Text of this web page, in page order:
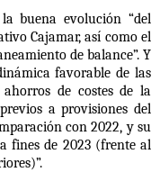
buena evolución “del
Cajamar, así como el
de balance”. Y
favorable de las
de costes de la
a provisiones del
con 2022, y su
fines de 2023 (frente al